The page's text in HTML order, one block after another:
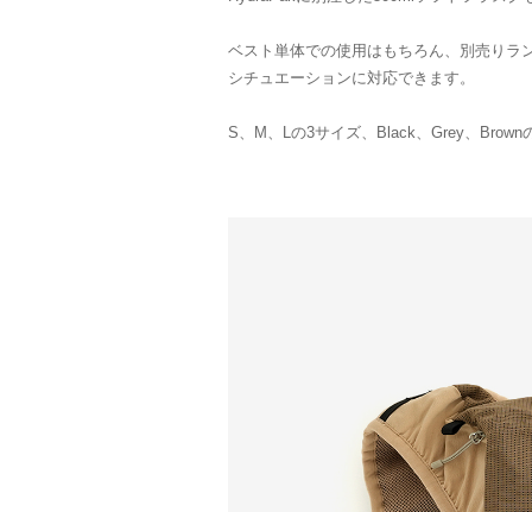
ベスト単体での使用はもちろん、別売りラ
シチュエーションに対応できます。
S、M、Lの3サイズ、Black、Grey、Brown